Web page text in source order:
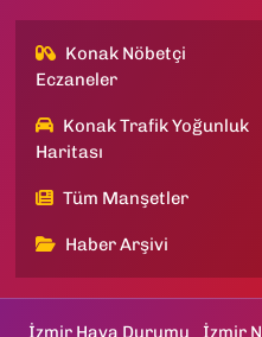
Konak Nöbetçi
Eczaneler
Konak Trafik Yoğunluk
Haritası
Tüm Manşetler
Haber Arşivi
İzmir Hava Durumu İzmir